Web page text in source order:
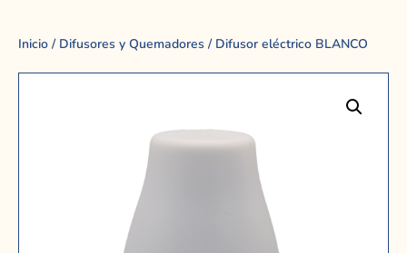
Inicio / Difusores y Quemadores / Difusor eléctrico BLANCO